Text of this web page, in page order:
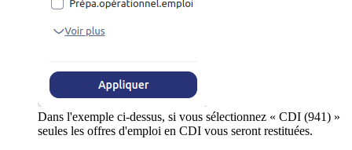
Dans l'exemple ci-dessus, si vous sélectionnez « CDI (941) »
seules les offres d'emploi en CDI vous seront restituées.